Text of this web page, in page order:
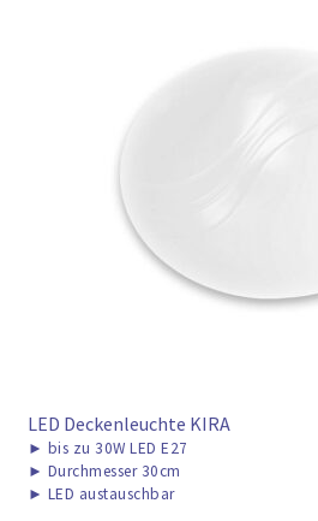
LED Deckenleuchte KIRA
► bis zu 30W LED E27
► Durchmesser 30cm
► LED austauschbar